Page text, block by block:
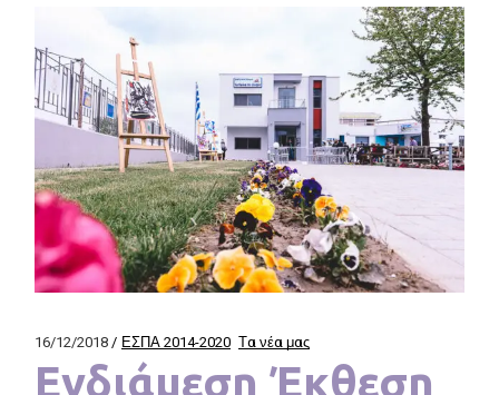
16/12/2018 ΕΣΠΑ 2014-2020 Τα νέα μας
Ενδιάμεση Έκθεση